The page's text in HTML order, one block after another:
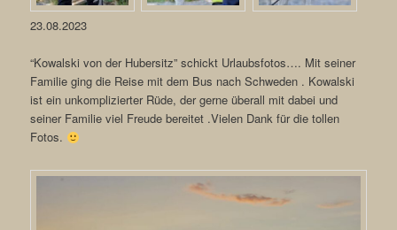
23.08.2023
“Kowalski von der Hubersitz” schickt Urlaubsfotos…. Mit seiner
Familie ging die Reise mit dem Bus nach Schweden . Kowalski
ist ein unkomplizierter Rüde, der gerne überall mit dabei und
seiner Familie viel Freude bereitet .Vielen Dank für die tollen
Fotos.